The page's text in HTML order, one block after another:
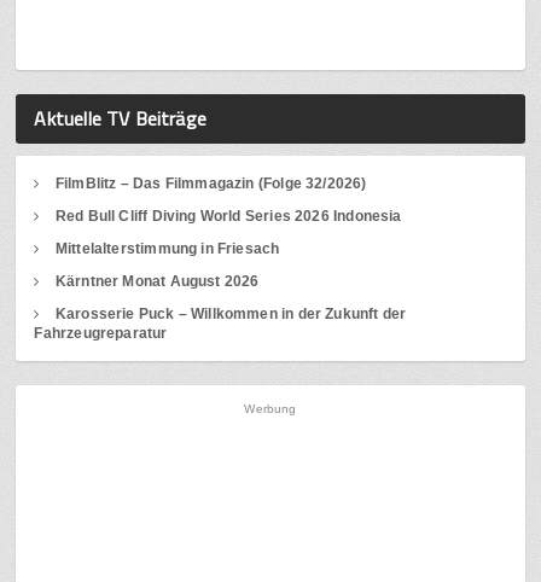
Aktuelle TV Beiträge
FilmBlitz – Das Filmmagazin (Folge 32/2026)
Red Bull Cliff Diving World Series 2026 Indonesia
Mittelalterstimmung in Friesach
Kärntner Monat August 2026
Karosserie Puck – Willkommen in der Zukunft der
Fahrzeugreparatur
Werbung